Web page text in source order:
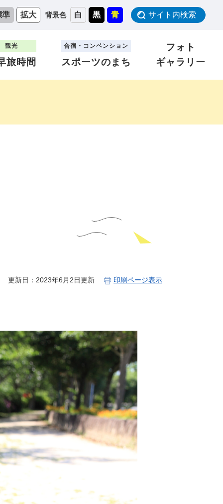
準 拡大 背景色 白 黒 青 サイト内検索
観光
旅時間
合宿・コンベンション
スポーツのまち
フォト
ギャラリー
更新日：2023年6月2日更新 印刷ページ表示